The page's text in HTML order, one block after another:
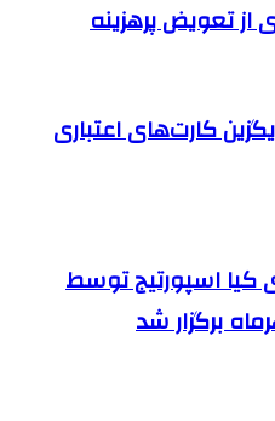
تعویض پرهزینه
کارت‌های اعتباری
اسپورتیج توسط
برگزار شد